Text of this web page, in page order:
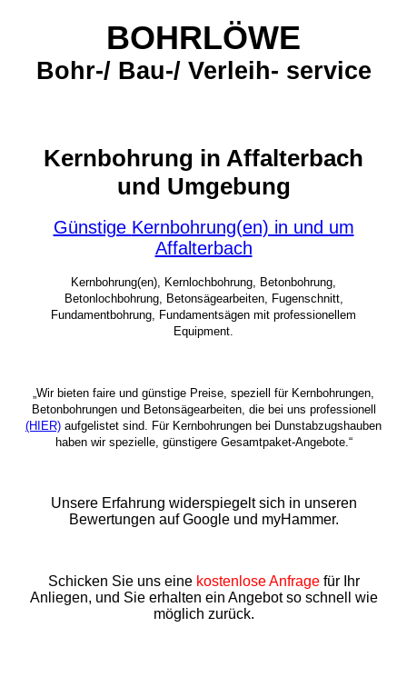
BOHRLÖWE
Bohr-/ Bau-/ Verleih- service
Kernbohrung in Affalterbach
und Umgebung
Günstige Kernbohrung(en) in und um
Affalterbach
Kernbohrung(en), Kernlochbohrung, Betonbohrung,
Betonlochbohrung, Betonsägearbeiten, Fugenschnitt,
Fundamentbohrung, Fundamentsägen mit professionellem
Equipment.
„Wir bieten faire und günstige Preise, speziell für Kernbohrungen,
Betonbohrungen und Betonsägearbeiten, die bei uns professionell
(HIER) aufgelistet sind. Für Kernbohrungen bei Dunstabzugshauben
haben wir spezielle, günstigere Gesamtpaket-Angebote.“
Unsere Erfahrung widerspiegelt sich in unseren
Bewertungen auf Google und myHammer.
Schicken Sie uns eine kostenlose Anfragefür Ihr
Anliegen, und Sie erhalten ein Angebot so schnell wie
möglich zurück.